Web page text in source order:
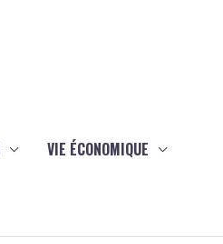
VIE ÉCONOMIQUE